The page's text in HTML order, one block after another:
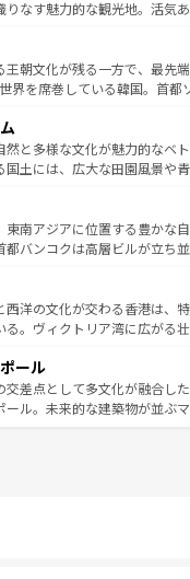
的なフラダンスなど、すべて
味わってほしい。 なお、新着のハワイ情報
ンツ一覧を参照してほしい。
ころがたくさん。また、カフ
クティビティも充実しており、
ハイキングなど、アウトドア
ストラリアの多彩な魅力を存
しい。
りなす魅力的な観光地。活気
ひつな山岳地帯である台湾東部
静けさが共存しており、訪れ
たらしてくれる。また、奥深
いと評判のスイーツなど、バラ
が味わえる。 なお、新着の台湾情報は
しい。
王朝文化が残る一方で、最先
界を席巻している韓国。首都
に足を延ばせば四季折々の自然
そして、キムチや焼肉、絶品
まざまな韓国料理が待ってい
包まれながら、韓国の多彩な魅
わってみてほしい。 なお、新着の
してほしい。
然と多様な文化が魅力的なベ
国土には、広大な田園風景や
展と共に伝統が息づく。ハノイ
市のフランス統治時代の建物
ている。また、バラエティの
ォーやバインミー、ベトナムコ
味わいたい。どの地域を訪れ
を迎えてくれるので、きっと
しい。
東南アジアに位置する豊かな
都バンコクは高層ビルが立ち
交差している。北部ではチェン
と触れ合い、南部ではプーケ
でリゾート気分を楽しむこと
気候は一年中温暖で、どの季節
いる。親しみやすいタイの人
そして多様な観光資源が、訪
西洋の文化が交わる香港は、
る。ヴィクトリア湾に広がる
を訪れても感動するはず。観光
効率よく見どころを回れるの
から文化的な体験まで、香港
ール
交差点として多文化が融合し
ール。未来的な建築物が並ぶ
カーズは地元の風情を楽しめる